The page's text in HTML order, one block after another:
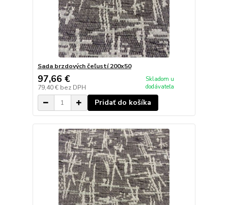
Sada brzdových čeľustí 200x50
97,66 €
79,40 € bez DPH
Skladom u
dodávateľa
Pridať do košíka